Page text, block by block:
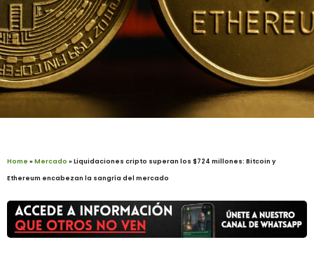
Home »Mercado »Liquidaciones cripto superan los $724 millones: Bitcoin y
Ethereum encabezan la sangría del mercado